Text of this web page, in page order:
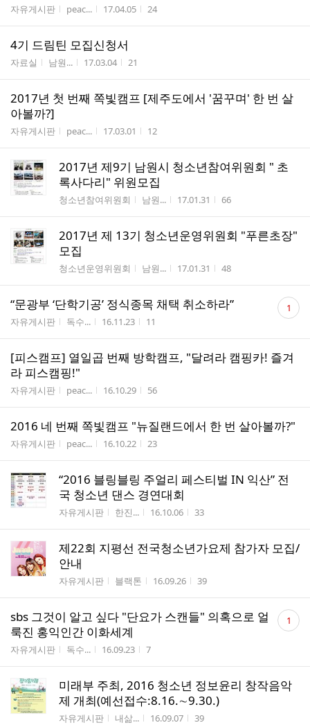
게시판명
자유게시판 작성자
peac... 작성시간
17.04.05 조회수
24
4기 드림틴 모집신청서
게시판명
자료실 작성자
남원... 작성시간
17.03.04 조회수
21
2017년 첫 번째 쪽빛캠프 [제주도에서 '꿈꾸며' 한 번 살
아볼까?]
게시판명
자유게시판 작성자
peac... 작성시간
17.03.01 조회수
12
2017년 제9기 남원시 청소년참여위원회 " 초
록사다리" 위원모집
게시판명
청소년참여위원회 작성자
남원... 작성시간
17.01.31 조회수
66
2017년 제 13기 청소년운영위원회 "푸른초장"
모집
게시판명
청소년운영위원회 작성자
남원... 작성시간
17.01.31 조회수
48
“문광부 ‘단학기공’ 정식종목 채택 취소하라”
게시판명
자유게시판 작성자
독수... 작성시간
16.11.23 조회수
11
댓
글 1
[피스캠프] 열일곱 번째 방학캠프, "달려라 캠핑카! 즐겨
라 피스캠핑!"
게시판명
자유게시판 작성자
peac... 작성시간
16.10.29 조회수
56
2016 네 번째 쪽빛캠프 "뉴질랜드에서 한 번 살아볼까?"
게시판명
자유게시판 작성자
peac... 작성시간
16.10.22 조회수
23
“2016 블링블링 주얼리 페스티벌 IN 익산” 전
국 청소년 댄스 경연대회
게시판명
자유게시판 작성자
한진... 작성시간
16.10.06 조회수
33
제22회 지평선 전국청소년가요제 참가자 모집/
안내
게시판명
자유게시판 작성자
블랙톤 작성시간
16.09.26 조회수
39
sbs 그것이 알고 싶다 "단요가 스캔들" 의혹으로 얼
룩진 홍익인간 이화세계
게시판명
자유게시판 작성자
독수... 작성시간
16.09.23 조회수
7
댓
글 1
미래부 주최, 2016 청소년 정보윤리 창작음악
제 개최(예선접수:8.16.∼9.30.)
게시판명
자유게시판 작성자
내삶... 작성시간
16.09.07 조회수
39